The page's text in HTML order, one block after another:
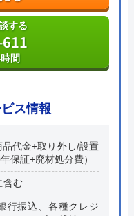
する
間
ス情報
代金+取り外し/設置
保証+廃材処分費）
含む
行振込、各種クレジ